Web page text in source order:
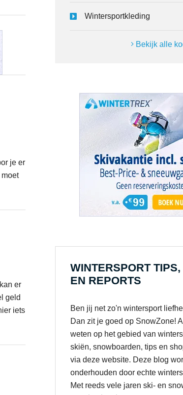
je er
er
geld
iets
Wintersportkleding
Bekijk alle
WINTERSPORT
EN REPORTS
Ben jij net zo'n wintersport
Dan zit je goed op SnowZone!
weten op het gebied van
skiën, snowboarden, tips en
via deze website. Deze blog
onderhouden door echte
Met reeds vele jaren ski- en